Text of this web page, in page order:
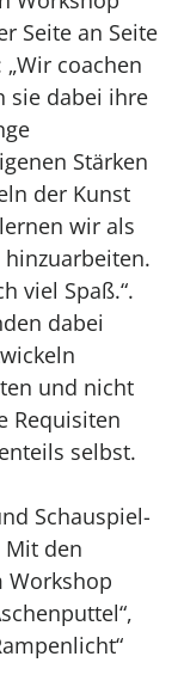
Seite an Seite
coachen
sie dabei ihre
Stärken
der Kunst
wir als
viel Spaß.“.
dabei
und nicht
Requisiten
selbst.
Schauspiel-
Mit den
Workshop